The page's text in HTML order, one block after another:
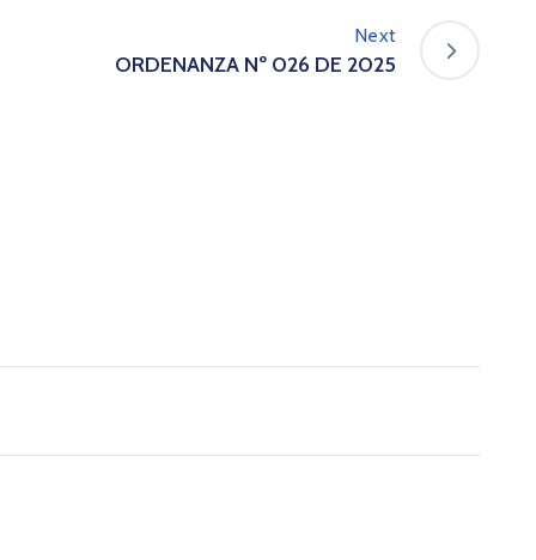
Next
ORDENANZA Nº 026 DE 2025